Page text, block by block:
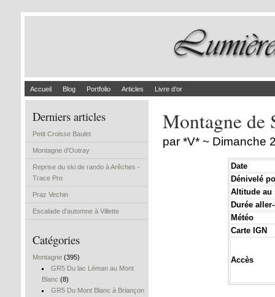
Accueil Blog Portfolio Articles Livre d’or
Derniers articles
Petit Croisse Baulet
Montagne d'Outray
Reprise du ski de rando à Arêches -
Trace Pro
Praz Vechin
Escalade d'automne à Villette
Catégories
Montagne (395)
GR5 Du lac Léman au Mont
Blanc (8)
GR5 Du Mont Blanc à Briançon
Montagne de
par *V* ~ Dimanche
Date
Dénivelé
Altitude au
Durée
Météo
Carte IGN
Accès